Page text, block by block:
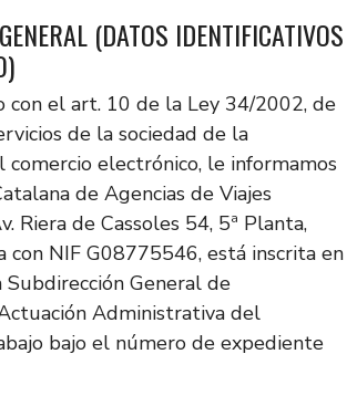
(DATOS IDENTIFICATIVOS
con el art. 10 de la Ley 34/2002, de
de la sociedad de la
comercio electrónico, le informamos
de Agencias de Viajes
Riera de Cassoles 54, 5ª Planta,
con NIF G08775546, está inscrita en
General de
Administrativa del
bajo el número de expediente